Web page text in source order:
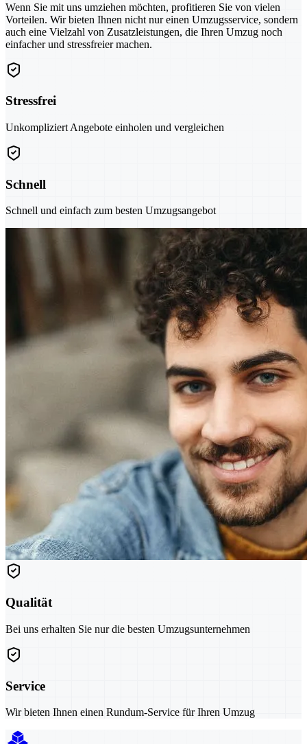
Wenn Sie mit uns umziehen möchten, profitieren Sie von vielen
Vorteilen. Wir bieten Ihnen nicht nur einen Umzugsservice, sondern
auch eine Vielzahl von Zusatzleistungen, die Ihren Umzug noch
einfacher und stressfreier machen.
Stressfrei
Unkompliziert Angebote einholen und vergleichen
Schnell
Schnell und einfach zum besten Umzugsangebot
Qualität
Bei uns erhalten Sie nur die besten Umzugsunternehmen
Service
Wir bieten Ihnen einen Rundum-Service für Ihren Umzug